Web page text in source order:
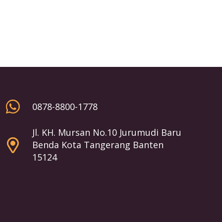
0878-8800-1778
Jl. KH. Mursan No.10 Jurumudi Baru
Benda Kota Tangerang Banten
15124